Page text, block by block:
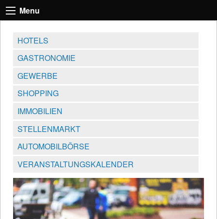
Menu
HOTELS
GASTRONOMIE
GEWERBE
SHOPPING
IMMOBILIEN
STELLENMARKT
AUTOMOBILBÖRSE
VERANSTALTUNGSKALENDER